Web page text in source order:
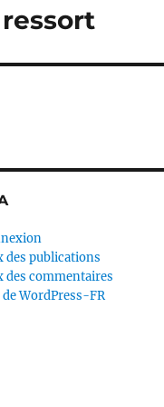
des publications
des commentaires
de WordPress-FR